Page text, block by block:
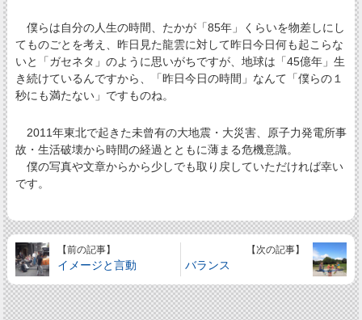
僕らは自分の人生の時間、たかが「85年」くらいを物差しにし
てものごとを考え、昨日見た龍雲に対して昨日今日何も起こらな
いと「ガセネタ」のように思いがちですが、地球は「45億年」生
き続けているんですから、「昨日今日の時間」なんて「僕らの１
秒にも満たない」ですものね。
2011年東北で起きた未曾有の大地震・大災害、原子力発電所事
故・生活破壊から時間の経過とともに薄まる危機意識。
僕の写真や文章からから少しでも取り戻していただければ幸い
です。
【前の記事】
イメージと言動
【次の記事】
バランス